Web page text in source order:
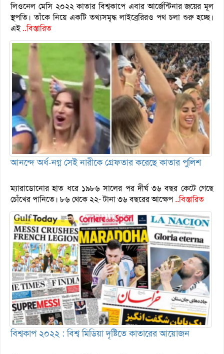
লিওনেল মেসি ২০২২ কাতার বিশ্বকাপে এবার আর্জেন্টিনার জয়ের মূল
স্থপতি। তাঁকে নিয়ে একটি তথ্যসমৃদ্ধ লাইব্রেরিরও পথ চলা শুরু হচ্ছে।
এই..বিস্তারিত
আনন্দে অর্ধ-নগ্ন সেই নারীকে গ্রেফতার করেছে কাতার পুলিশ
ম্যারাডোনোর হাত ধরে ১৯৮৬ সালের পর দীর্ঘ ৩৬ বছর কেটে গেছে
চোঁখের পানিতে। ৮৬ থেকে ২২- টানা ৩৬ বছরের আক্ষেপ..বিস্তারিত
বিশ্বকাপ ২০২২ : বিশ্ব মিডিয়া দৃষ্টিতে কাতারের আয়োজন